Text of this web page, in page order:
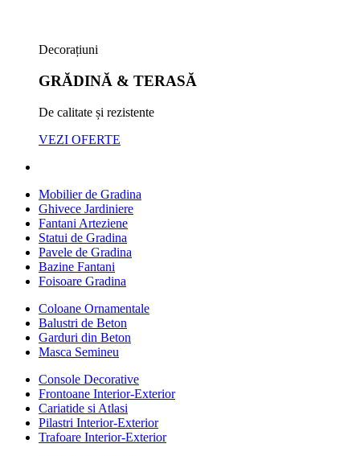
Decorațiuni
GRĂDINĂ & TERASĂ
De calitate și rezistente
VEZI OFERTE
Mobilier de Gradina
Ghivece Jardiniere
Fantani Arteziene
Statui de Gradina
Pavele de Gradina
Bazine Fantani
Foisoare Gradina
Coloane Ornamentale
Balustri de Beton
Garduri din Beton
Masca Semineu
Console Decorative
Frontoane Interior-Exterior
Cariatide si Atlasi
Pilastri Interior-Exterior
Trafoare Interior-Exterior